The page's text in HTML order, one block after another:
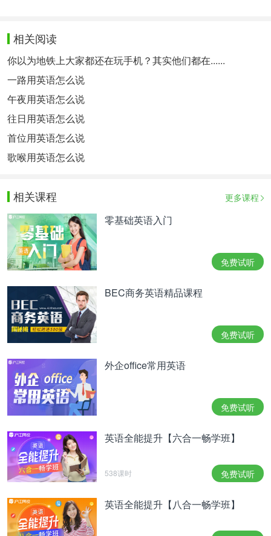
相关阅读
你以为地铁上大家都还在玩手机？其实他们都在......
一路用英语怎么说
午夜用英语怎么说
往日用英语怎么说
首位用英语怎么说
歌喉用英语怎么说
相关课程 更多课程
零基础英语入门
免费试听
BEC商务英语精品课程
免费试听
外企office常用英语
免费试听
英语全能提升【六合一畅学班】
538课时 免费试听
英语全能提升【八合一畅学班】